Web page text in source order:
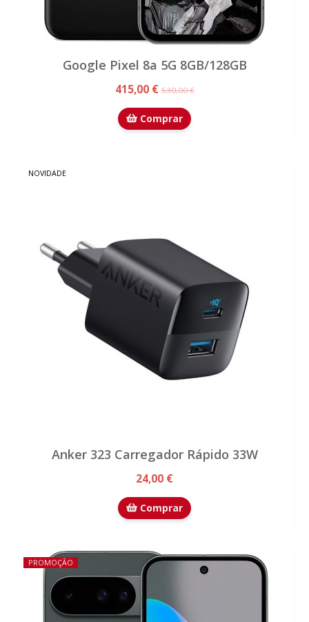
Google Pixel 8a 5G 8GB/128GB
415,00 €530,00 €
Comprar
NOVIDADE
Anker 323 Carregador Rápido 33W
24,00 €
Comprar
PROMOÇÃO